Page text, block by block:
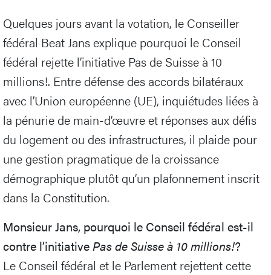
Quelques jours avant la votation, le Conseiller
fédéral Beat Jans explique pourquoi le Conseil
fédéral rejette l’initiative Pas de Suisse à 10
millions!. Entre défense des accords bilatéraux
avec l’Union européenne (UE), inquiétudes liées à
la pénurie de main-d’œuvre et réponses aux défis
du logement ou des infrastructures, il plaide pour
une gestion pragmatique de la croissance
démographique plutôt qu’un plafonnement inscrit
dans la Constitution.
Monsieur Jans, pourquoi le Conseil fédéral est-il
contre l’initiativePas de Suisse à 10 millions!?
Le Conseil fédéral et le Parlement rejettent cette